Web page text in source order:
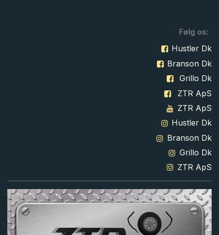
Følg os:
Hustler Dk
Branson Dk
Grillo Dk
ZTR ApS
ZTR ApS
Hustler Dk
Branson Dk
Grillo Dk
ZTR ApS